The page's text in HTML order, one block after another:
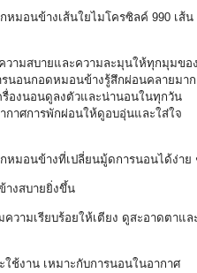
หมอนข้างเส้นใยไมโครซิลค์ 990 เส้น
ามสบายและความละมุนให้ทุกมุมขอ
นอนกอดหมอนข้างรู้สึกผ่อนคลายมาก
องนอนดูลงตัวและน่านอนในทุกวัน
กาศการพักผ่อนให้ดูอบอุ่นและใส่ใจ
หมอนข้างที่เปลี่ยนมู้ดการนอนได้ง่าย
งสบายยิ่งขึ้น
วามเรียบร้อยให้เตียง ดูสะอาดตาแล
ช้งาน เหมาะกับการนอนในอากาศ